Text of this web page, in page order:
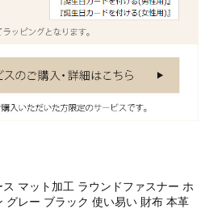
マット加工 ラウンドファスナー ホ
グレー ブラック 使い易い 財布 本革